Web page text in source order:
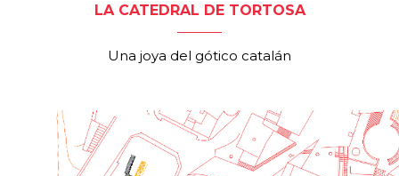
LA CATEDRAL DE TORTOSA
Una joya del gótico catalán